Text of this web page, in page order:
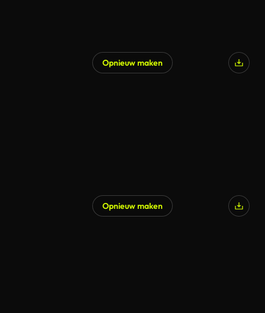
Opnieuw maken
Opnieuw maken